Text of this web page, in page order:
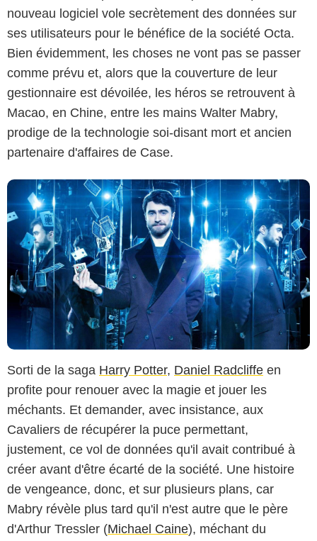
nouveau logiciel vole secrètement des données sur
ses utilisateurs pour le bénéfice de la société Octa.
Bien évidemment, les choses ne vont pas se passer
comme prévu et, alors que la couverture de leur
gestionnaire est dévoilée, les héros se retrouvent à
Macao, en Chine, entre les mains Walter Mabry,
prodige de la technologie soi-disant mort et ancien
partenaire d'affaires de Case.
SND
Sorti de la saga Harry Potter, Daniel Radcliffe en
profite pour renouer avec la magie et jouer les
méchants. Et demander, avec insistance, aux
Cavaliers de récupérer la puce permettant,
justement, ce vol de données qu'il avait contribué à
créer avant d'être écarté de la société. Une histoire
de vengeance, donc, et sur plusieurs plans, car
Mabry révèle plus tard qu'il n'est autre que le père
d'Arthur Tressler (Michael Caine), méchant du